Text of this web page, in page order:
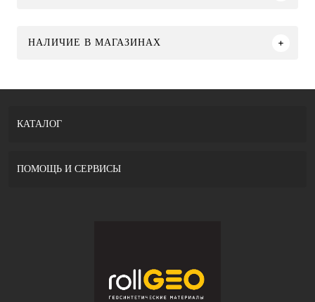
НАЛИЧИЕ В МАГАЗИНАХ
КАТАЛОГ
ПОМОЩЬ И СЕРВИСЫ